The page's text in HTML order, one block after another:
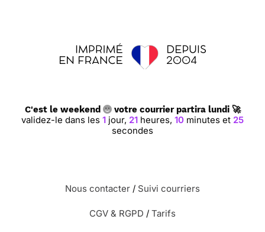
C'est le weekend votre courrier partira lundi 🚀
validez-le dans les 1jour, 21heures, 10minutes et 24
secondes
Nous contacter / Suivi courriers
CGV & RGPD / Tarifs